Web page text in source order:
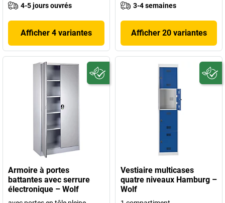
4-5 jours ouvrés
Afficher 4 variantes
3-4 semaines
Afficher 20 variantes
Armoire à portes
battantes avec serrure
électronique – Wolf
Vestiaire multicases
quatre niveaux Hamburg –
Wolf